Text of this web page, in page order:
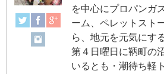
を中心にプロパンガ
ーム、ペレットスト
ら、地元を元気にす
第４日曜日に鞆町の
いるとも・潮待ち軽